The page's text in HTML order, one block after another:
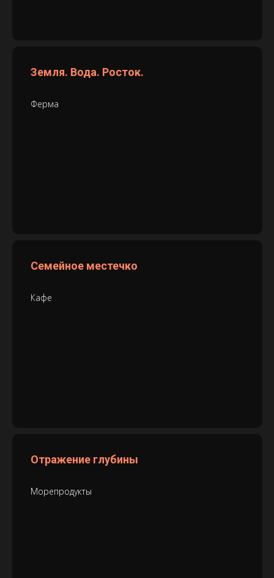
Земля. Вода. Росток.
Ферма
Семейное местечко
Кафе
Отражение глубины
Морепродукты